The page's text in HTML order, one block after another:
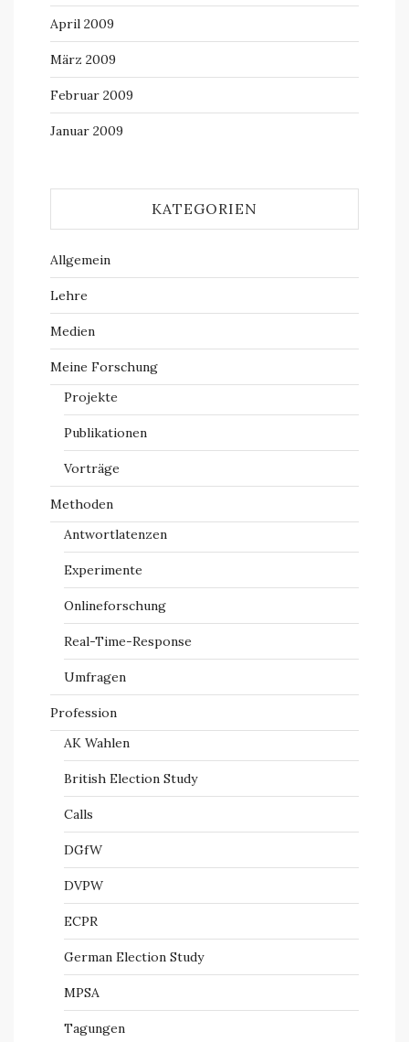
April 2009
März 2009
Februar 2009
Januar 2009
KATEGORIEN
Allgemein
Lehre
Medien
Meine Forschung
Projekte
Publikationen
Vorträge
Methoden
Antwortlatenzen
Experimente
Onlineforschung
Real-Time-Response
Umfragen
Profession
AK Wahlen
British Election Study
Calls
DGfW
DVPW
ECPR
German Election Study
MPSA
Tagungen